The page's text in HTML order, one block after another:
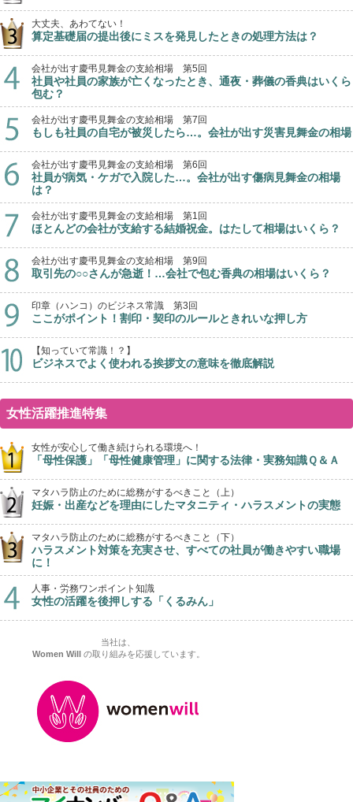
大丈夫、あわてない！
算定基礎届の提出後にミスを発見したときの処理方法は？
会社が出す慶弔見舞金の支給相場 第5回
社員や社員の家族が亡くなったとき、通夜・葬儀の香典はいくら
包む？
会社が出す慶弔見舞金の支給相場 第7回
もしも社員の自宅が被災したら…。会社が出す災害見舞金の相場
会社が出す慶弔見舞金の支給相場 第6回
社員が病気・ケガで入院した…。会社が出す傷病見舞金の相場
は？
会社が出す慶弔見舞金の支給相場 第1回
ほとんどの会社が支給する結婚祝金。はたして相場はいくら？
会社が出す慶弔見舞金の支給相場 第9回
取引先の○○さんが急逝！…会社で包む香典の相場はいくら？
印章（ハンコ）のビジネス常識 第3回
ここがポイント！割印・契印のルールときれいな押し方
【知っていて常識！？】
ビジネスでよく使われる挨拶文の意味を徹底解説
女性活躍推進特集
女性が安心して働き続けられる環境へ！
「母性保護」「母性健康管理」に関する法律・実務知識Ｑ＆Ａ
マタハラ防止のために総務がするべきこと（上）
妊娠・出産などを理由にしたマタニティ・ハラスメントの実態
マタハラ防止のために総務がするべきこと（下）
ハラスメント対策を充実させ、すべての社員が働きやすい職場
に！
人事・労務ワンポイント知識
女性の活躍を後押しする「くるみん」
当社は、
Women Willの取り組みを応援しています。